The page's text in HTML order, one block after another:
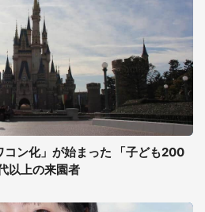
ン化」が始まった 「子ども200
以上の来園者